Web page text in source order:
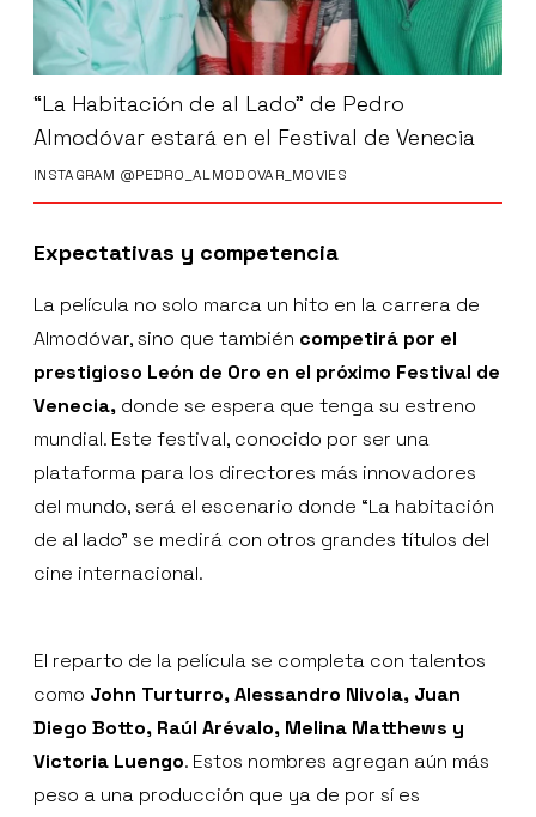
“La Habitación de al Lado” de Pedro
Almodóvar estará en el Festival de Venecia
INSTAGRAM @PEDRO_ALMODOVAR_MOVIES
Expectativas y competencia
La película no solo marca un hito en la carrera de
Almodóvar, sino que también competirá por el
prestigioso León de Oro en el próximo Festival de
Venecia, donde se espera que tenga su estreno
mundial. Este festival, conocido por ser una
plataforma para los directores más innovadores
del mundo, será el escenario donde “La habitación
de al lado” se medirá con otros grandes títulos del
cine internacional.
El reparto de la película se completa con talentos
como John Turturro, Alessandro Nivola, Juan
Diego Botto, Raúl Arévalo, Melina Matthews y
Victoria Luengo. Estos nombres agregan aún más
peso a una producción que ya de por sí es